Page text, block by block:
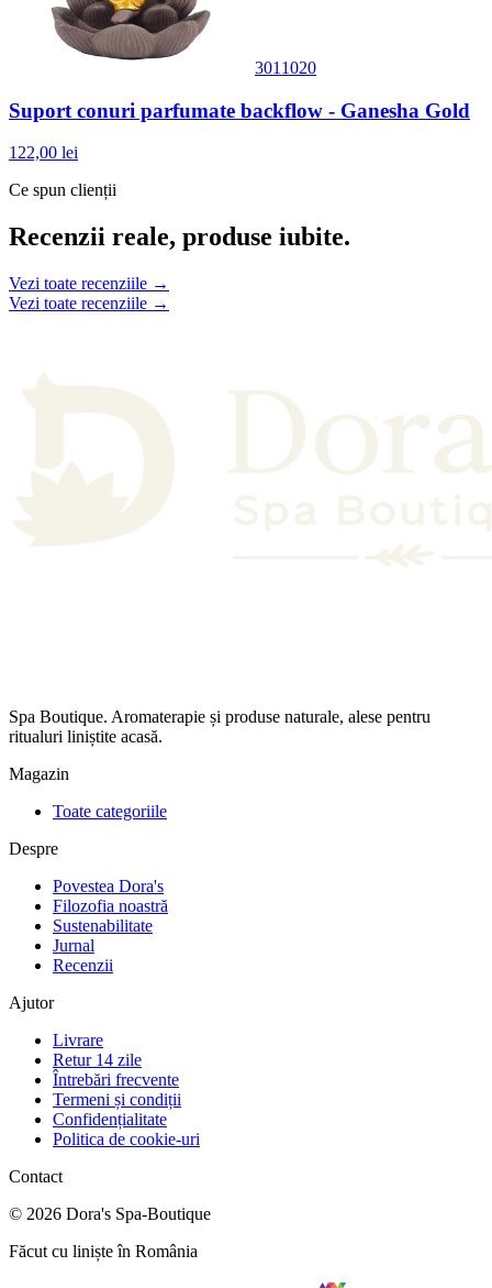
3011020
Suport conuri parfumate backflow - Ganesha Gold
122,00 lei
Ce spun clienții
Recenzii reale, produse iubite.
Vezi toate recenziile →
Vezi toate recenziile →
Spa Boutique. Aromaterapie și produse naturale, alese pentru
ritualuri liniștite acasă.
Magazin
Toate categoriile
Despre
Povestea Dora's
Filozofia noastră
Sustenabilitate
Jurnal
Recenzii
Ajutor
Livrare
Retur 14 zile
Întrebări frecvente
Termeni și condiții
Confidențialitate
Politica de cookie-uri
Contact
© 2026 Dora's Spa-Boutique
Făcut cu liniște în România